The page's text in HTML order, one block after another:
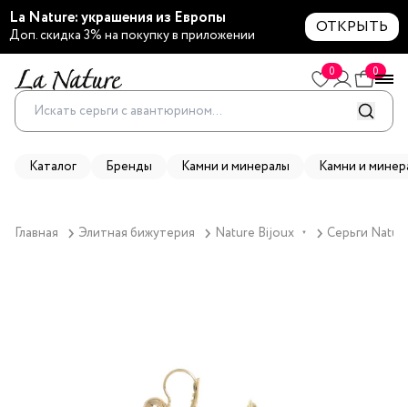
La Nature: украшения из Европы
Доп. скидка 3% на покупку в приложении ОТКРЫТЬ
0 0
Каталог Бренды Камни и минералы Камни и
Главная Элитная бижутерия Nature Bijoux ▼ Серьги